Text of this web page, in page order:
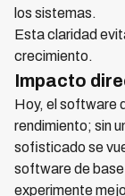
los sistemas.
Esta claridad
crecimiento.
Impacto
Hoy, el software
rendimiento; sin
sofisticado se
software de base
experimente